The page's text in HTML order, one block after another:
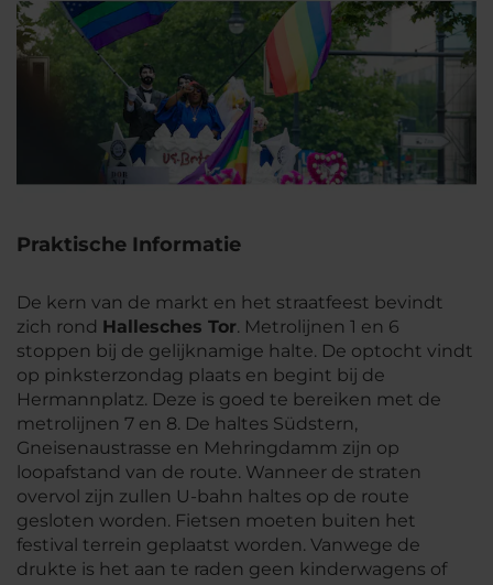
Praktische Informatie
De kern van de markt en het straatfeest bevindt
zich rond Hallesches Tor. Metrolijnen 1 en 6
stoppen bij de gelijknamige halte. De optocht vindt
op pinksterzondag plaats en begint bij de
Hermannplatz. Deze is goed te bereiken met de
metrolijnen 7 en 8. De haltes Südstern,
Gneisenaustrasse en Mehringdamm zijn op
loopafstand van de route. Wanneer de straten
overvol zijn zullen U-bahn haltes op de route
gesloten worden. Fietsen moeten buiten het
festival terrein geplaatst worden. Vanwege de
drukte is het aan te raden geen kinderwagens of